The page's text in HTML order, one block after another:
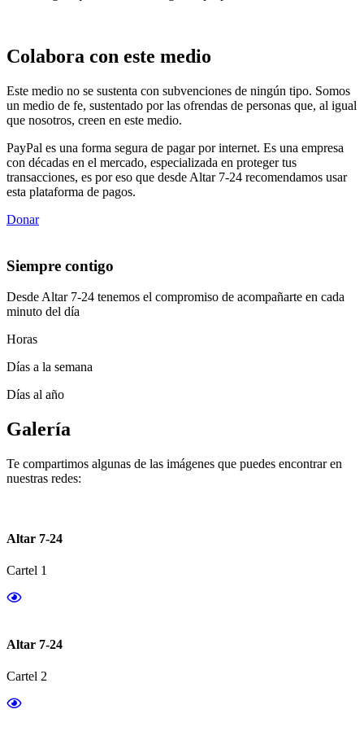
Colabora con este medio
Este medio no se sustenta con subvenciones de ningún tipo. Somos
un medio de fe, sustentado por las ofrendas de personas que, al igual
que nosotros, creen en este medio.
PayPal es una forma segura de pagar por internet. Es una empresa
con décadas en el mercado, especializada en proteger tus
transacciones, es por eso que desde Altar 7-24 recomendamos usar
esta plataforma de pagos.
Donar
Siempre contigo
Desde Altar 7-24 tenemos el compromiso de acompañarte en cada
minuto del día
Horas
Días a la semana
Días al año
Galería
Te compartimos algunas de las imágenes que puedes encontrar en
nuestras redes:
Altar 7-24
Cartel 1
Altar 7-24
Cartel 2